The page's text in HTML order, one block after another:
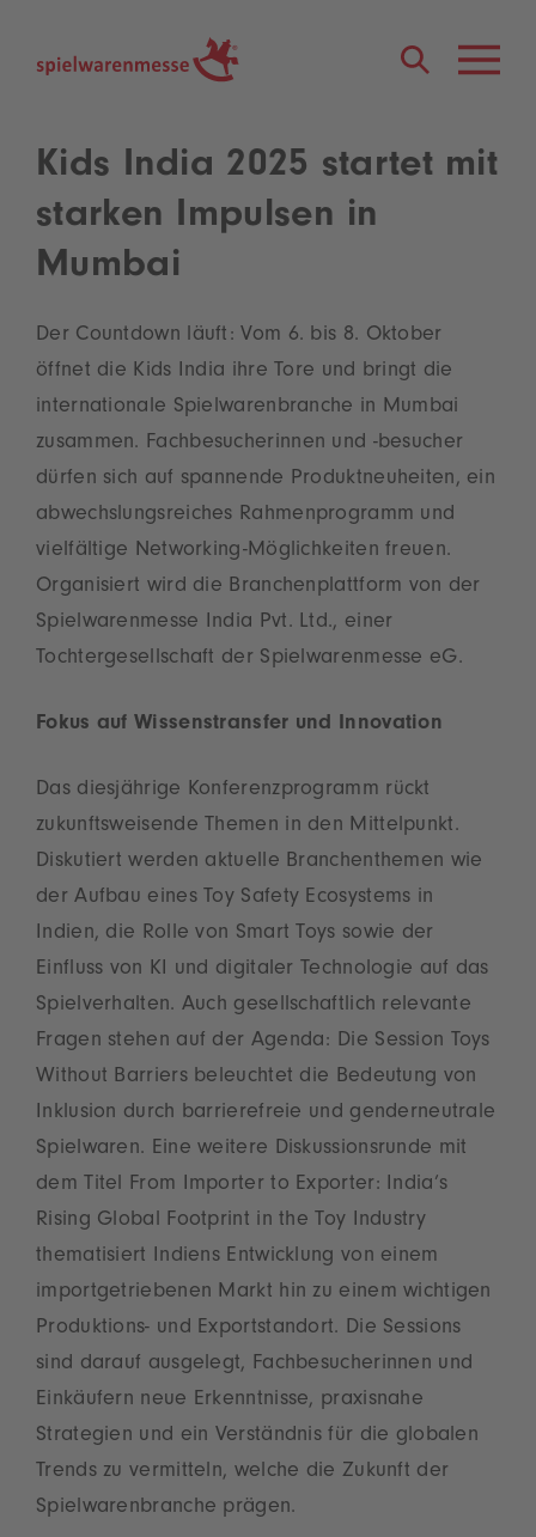
Kids India 2025 startet mit
starken Impulsen in
Mumbai
Der Countdown läuft: Vom 6. bis 8. Oktober
öffnet die Kids India ihre Tore und bringt die
internationale Spielwarenbranche in Mumbai
zusammen. Fachbesucherinnen und -besucher
dürfen sich auf spannende Produktneuheiten, ein
abwechslungsreiches Rahmenprogramm und
vielfältige Networking-Möglichkeiten freuen.
Organisiert wird die Branchenplattform von der
Spielwarenmesse India Pvt. Ltd., einer
Tochtergesellschaft der Spielwarenmesse eG.
Fokus auf Wissenstransfer und Innovation
Das diesjährige Konferenzprogramm rückt
zukunftsweisende Themen in den Mittelpunkt.
Diskutiert werden aktuelle Branchenthemen wie
der Aufbau eines Toy Safety Ecosystems in
Indien, die Rolle von Smart Toys sowie der
Einfluss von KI und digitaler Technologie auf das
Spielverhalten. Auch gesellschaftlich relevante
Fragen stehen auf der Agenda: Die Session Toys
Without Barriers beleuchtet die Bedeutung von
Inklusion durch barrierefreie und genderneutrale
Spielwaren. Eine weitere Diskussionsrunde mit
dem Titel From Importer to Exporter: India’s
Rising Global Footprint in the Toy Industry
thematisiert Indiens Entwicklung von einem
importgetriebenen Markt hin zu einem wichtigen
Produktions- und Exportstandort. Die Sessions
sind darauf ausgelegt, Fachbesucherinnen und
Einkäufern neue Erkenntnisse, praxisnahe
Strategien und ein Verständnis für die globalen
Trends zu vermitteln, welche die Zukunft der
Spielwarenbranche prägen.